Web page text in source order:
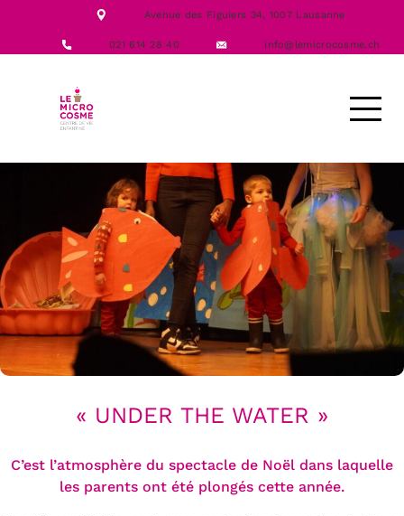
Avenue des Figuiers 34, 1007 Lausanne
021 614 28 40 info@lemicrocosme.ch
ACTIVITÉS
« UNDER THE WATER »
C’est l’atmosphère du spectacle de Noël dans laquelle
les parents ont été plongés cette année.